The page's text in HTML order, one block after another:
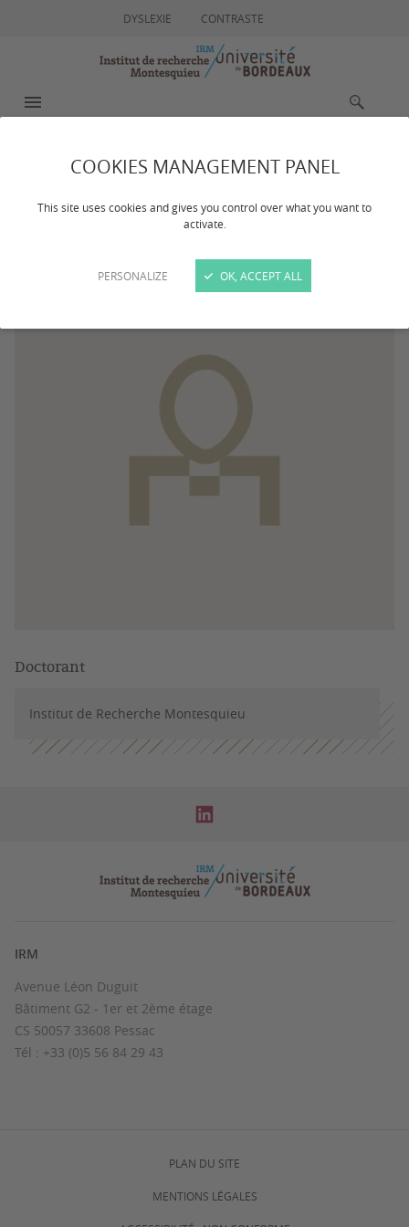
COOKIES MANAGEMENT PANEL
This site uses cookies and gives you control over what you want to
activate.
PERSONALIZE OK, ACCEPT ALL
DYSLEXIE CONTRASTE
GILLET Isabelle
Doctorant
Institut de Recherche Montesquieu
IRM
Avenue Léon Duguit
Bâtiment G2 - 1er et 2ème étage
CS 50057 33608 Pessac
Tél : +33 (0)5 56 84 29 43
PLAN DU SITE
MENTIONS LÉGALES